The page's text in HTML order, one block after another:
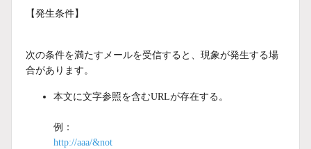
【発生条件】
次の条件を満たすメールを受信すると、現象が発生する場
合があります。
本文に文字参照を含むURLが存在する。
例：
http://aaa/&not